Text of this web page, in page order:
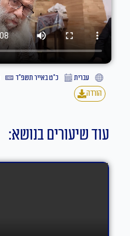
עברית כ״ט באייר תשפ״ד
הורדה
עוד שיעורים בנושא: